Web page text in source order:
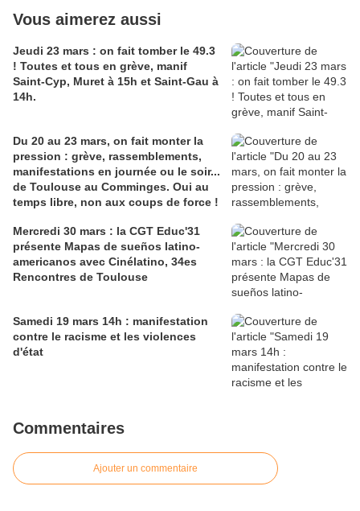
Vous aimerez aussi
Jeudi 23 mars : on fait tomber le 49.3
! Toutes et tous en grève, manif
Saint-Cyp, Muret à 15h et Saint-Gau à
14h.
Du 20 au 23 mars, on fait monter la
pression : grève, rassemblements,
manifestations en journée ou le soir...
de Toulouse au Comminges. Oui au
temps libre, non aux coups de force !
Mercredi 30 mars : la CGT Educ'31
présente Mapas de sueños latino-
americanos avec Cinélatino, 34es
Rencontres de Toulouse
Samedi 19 mars 14h : manifestation
contre le racisme et les violences
d'état
Commentaires
Ajouter un commentaire